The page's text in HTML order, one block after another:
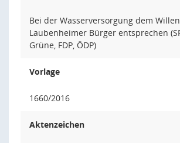
Bei der Wasserversorgung dem
Laubenheimer Bürger entsprechen
Grüne, FDP, ÖDP)
Vorlage
1660/2016
Aktenzeichen